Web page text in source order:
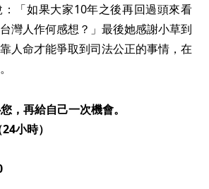
「如果大家10年之後再回過頭來看
灣人作何感想？」最後她感謝小草到
人命才能爭取到司法公正的事情，在
，再給自己一次機會。
小時）